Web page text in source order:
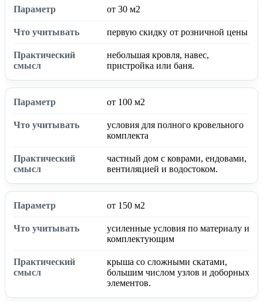
от 30 м2
первую скидку от розничной цены
небольшая кровля, навес,
пристройка или баня.
от 100 м2
условия для полного кровельного
комплекта
частный дом с коврами, ендовами,
вентиляцией и водостоком.
от 150 м2
усиленные условия по материалу и
комплектующим
крыша со сложными скатами,
большим числом узлов и доборных
элементов.